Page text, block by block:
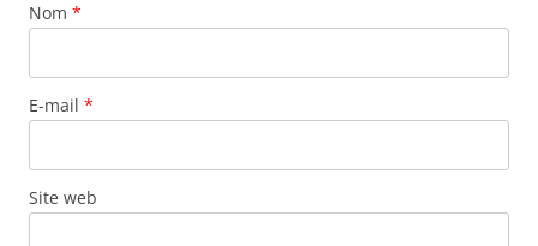
Nom *
E-mail *
Site web